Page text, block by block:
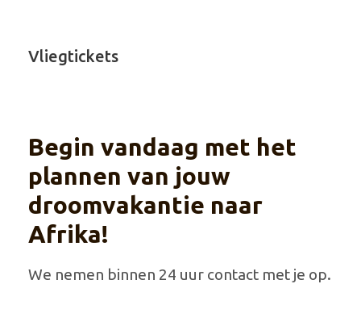
Vliegtickets
Begin vandaag met het
plannen van jouw
droomvakantie naar
Afrika!
We nemen binnen 24 uur contact met je op.